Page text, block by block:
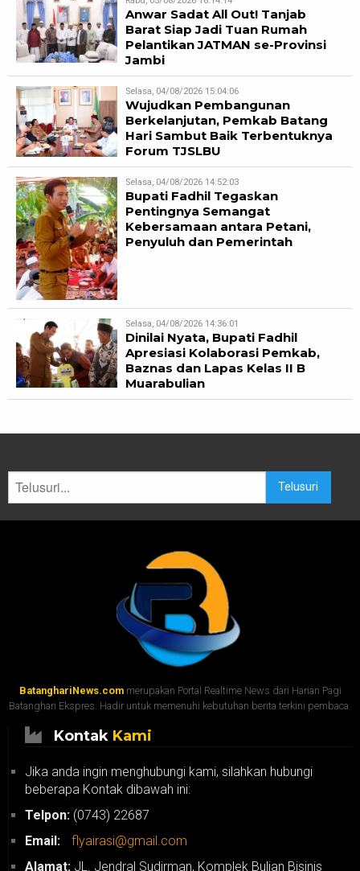
Anwar Sadat All Out! Tanjab
Barat Siap Jadi Tuan Rumah
Pelantikan JATMAN se-Provinsi
Jambi
Selasa, 04/08/2026 15:04:06
Wujudkan Pembangunan
Berkelanjutan, Pemkab Batang
Hari Sambut Baik Terbentuknya
Forum TJSLBU
Selasa, 04/08/2026 14:52:03
Bupati Fadhil Tegaskan
Pentingnya Semangat
Kebersamaan antara Petani,
Penyuluh dan Pemerintah
Selasa, 04/08/2026 14:36:01
Dinilai Nyata, Bupati Fadhil
Apresiasi Kolaborasi Pemkab,
Baznas dan Lapas Kelas II B
Muarabulian
Telusuri
BatanghariNews.commerupakan Portal Realtime News dari Harian Pagi
Batanghari Ekspres. Hadir untuk memenuhi kebutuhan berita terkini pembaca.
Kontak Kami
Jika anda ingin menghubungi kami, silahkan hubungi
beberapa Kontak dibawah ini:
Telpon: (0743) 22687
Email:
flyairasi@gmail.com
Alamat: JL. Jendral Sudirman, Komplek Bulian Bisinis